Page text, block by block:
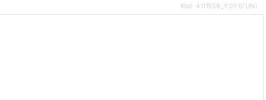
Kód: 4111558_YGY0/UNI